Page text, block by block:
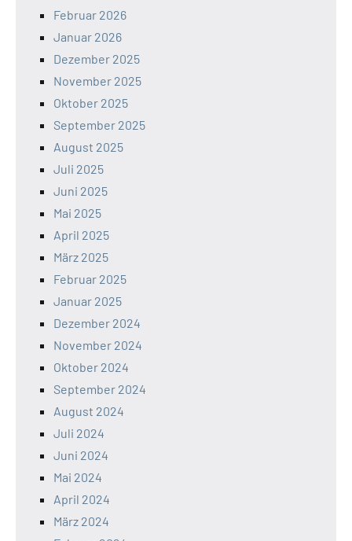
Februar 2026
Januar 2026
Dezember 2025
November 2025
Oktober 2025
September 2025
August 2025
Juli 2025
Juni 2025
Mai 2025
April 2025
März 2025
Februar 2025
Januar 2025
Dezember 2024
November 2024
Oktober 2024
September 2024
August 2024
Juli 2024
Juni 2024
Mai 2024
April 2024
März 2024